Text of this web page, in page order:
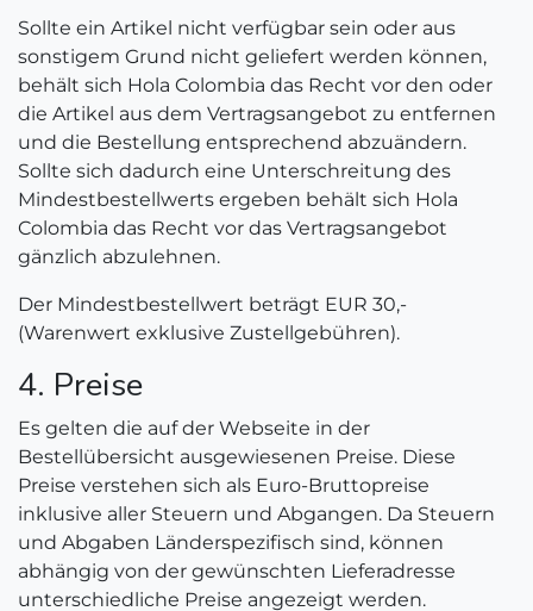
Sollte ein Artikel nicht verfügbar sein oder aus
sonstigem Grund nicht geliefert werden können,
behält sich Hola Colombia das Recht vor den oder
die Artikel aus dem Vertragsangebot zu entfernen
und die Bestellung entsprechend abzuändern.
Sollte sich dadurch eine Unterschreitung des
Mindestbestellwerts ergeben behält sich Hola
Colombia das Recht vor das Vertragsangebot
gänzlich abzulehnen.
Der Mindestbestellwert beträgt EUR 30,-
(Warenwert exklusive Zustellgebühren).
4. Preise
Es gelten die auf der Webseite in der
Bestellübersicht ausgewiesenen Preise. Diese
Preise verstehen sich als Euro-Bruttopreise
inklusive aller Steuern und Abgangen. Da Steuern
und Abgaben Länderspezifisch sind, können
abhängig von der gewünschten Lieferadresse
unterschiedliche Preise angezeigt werden.